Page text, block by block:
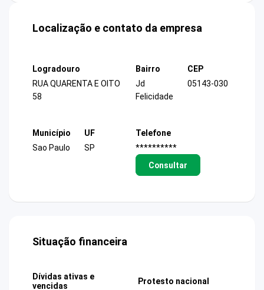
Localização e contato da empresa
Logradouro
RUA QUARENTA E OITO
58
Bairro
Jd
Felicidade
CEP
05143-030
Município
Sao Paulo
UF
SP
Telefone
**********
Consultar
Situação financeira
Dívidas ativas e
vencidas
Protesto nacional